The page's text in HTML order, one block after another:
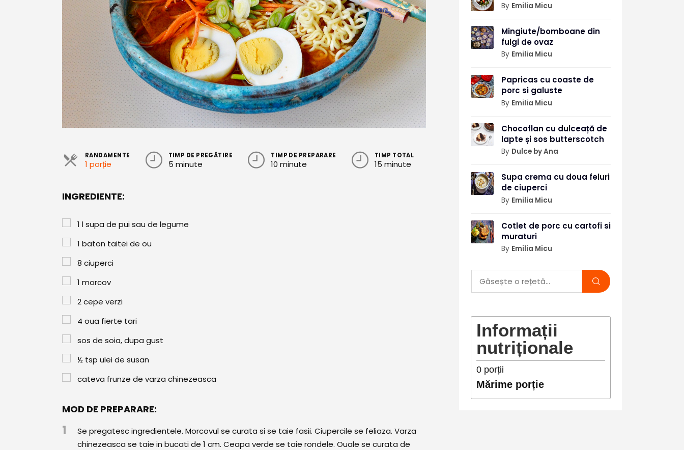
RANDAMENTE
1 porție
TIMP DE PREGĂTIRE
5 minute
TIMP DE PREPARARE
10 minute
TIMP TOTAL
15 minute
INGREDIENTE:
1 lsupa de pui sau de legume
1 baton taitei de ou
8 ciuperci
1 morcov
2cepe verzi
4 oua fierte tari
sos de soia, dupa gust
½ tsp ulei de susan
cateva frunze de varza chinezeasca
MOD DE PREPARARE:
1
Se pregatesc ingredientele. Morcovul se curata si se taie fasii. Ciupercile se feliaza. Varza
chinezeasca se taie in bucati de 1 cm. Ceapa verde se taie rondele. Ouale se curata de
By Emilia Micu
Mingiute/bomboane din
fulgi de ovaz
By Emilia Micu
Papricas cu coaste de
porc si galuste
By Emilia Micu
Chocoflan cu dulceață de
lapte și sos butterscotch
By Dulce by Ana
Supa crema cu doua feluri
de ciuperci
By Emilia Micu
Cotlet de porc cu cartofi si
muraturi
By Emilia Micu
Informații
nutriționale
0porții
Mărime porție